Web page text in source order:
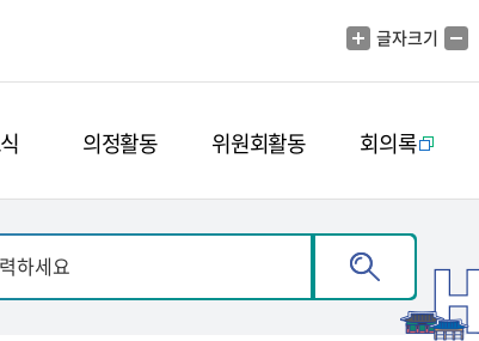
글자크기
의정활동 위원회활동 회의록